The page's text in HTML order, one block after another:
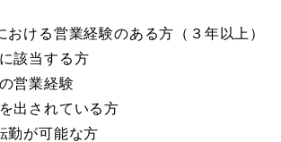
おける営業経験のある方（３年以上）
該当する方
営業経験
出されている方
勤が可能な方